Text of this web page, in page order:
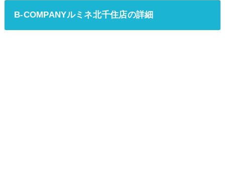
B-COMPANYルミネ北千住店の詳細